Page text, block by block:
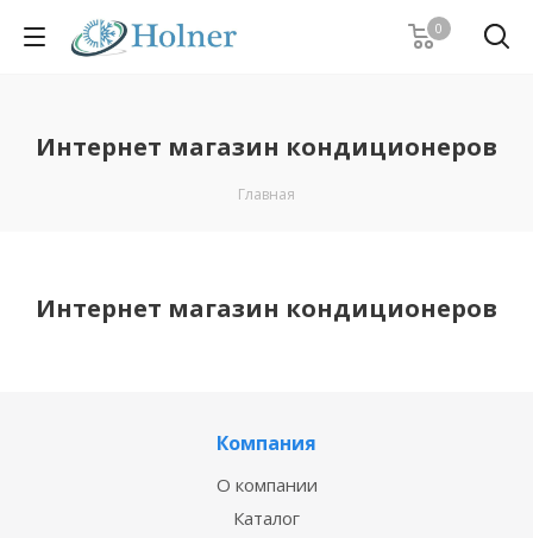
0
Интернет магазин кондиционеров
Главная
Интернет магазин кондиционеров
Компания
О компании
Каталог